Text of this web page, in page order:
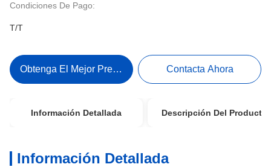
Condiciones De Pago:
T/T
Obtenga El Mejor Precio Contacta Ahora
Información Detallada Descripción Del Producto
Información Detallada